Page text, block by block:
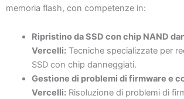
memoria flash, con competenze in:
Ripristino da SSD con chip NAND
Vercelli:Tecniche specializzate per
SSD con chip danneggiati.
Gestione di problemi di firmware e
Vercelli:Risoluzione di problemi di